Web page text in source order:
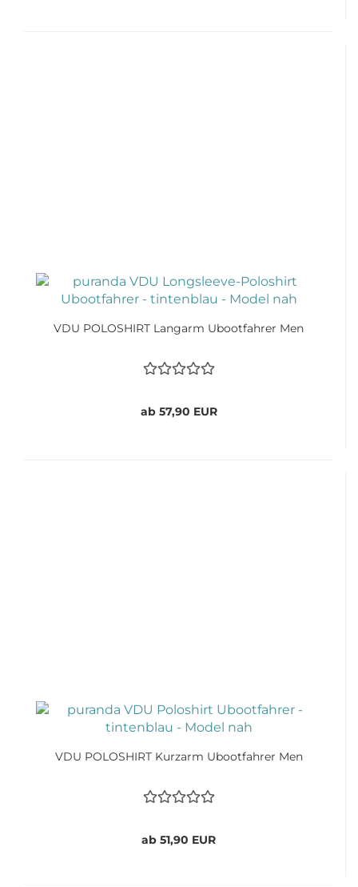
VDU POLOSHIRT Langarm Ubootfahrer Men
ab 57,90 EUR
VDU POLOSHIRT Kurzarm Ubootfahrer Men
ab 51,90 EUR